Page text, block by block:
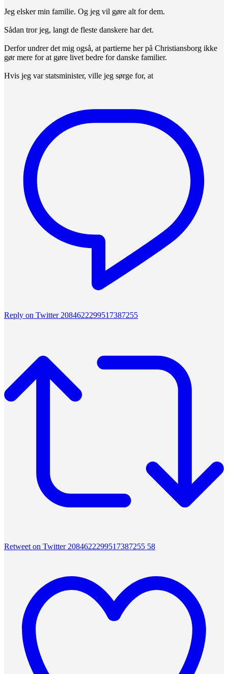
Jeg elsker min familie. Og jeg vil gøre alt for dem.
Sådan tror jeg, langt de fleste danskere har det.
Derfor undrer det mig også, at partierne her på Christiansborg ikke
gør mere for at gøre livet bedre for danske familier.
Hvis jeg var statsminister, ville jeg sørge for, at
Reply on Twitter 2084622299517387255
Retweet on Twitter 2084622299517387255 58